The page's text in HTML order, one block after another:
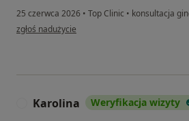
25 czerwca 2026 • Top Clinic • konsultacja
w opinii użytkownika Karina
zgłoś nadużycie
Karolina Weryfikacja wizyty